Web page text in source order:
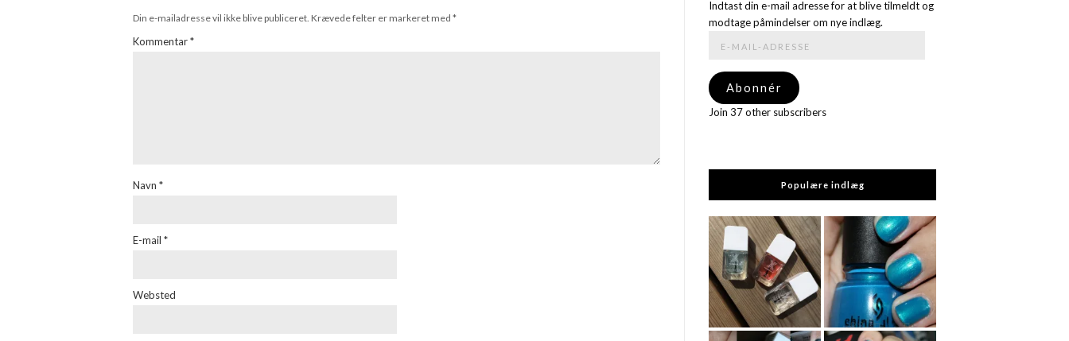
Din e-mailadresse vil ikke blive publiceret. Krævede felter er markeret med *
Kommentar*
Navn *
E-mail *
Websted
Indtast din e-mail adresse for at blive tilmeldt og
modtage påmindelser om nye indlæg.
adresse
Abonnér
Join 37 other subscribers
Populære indlæg